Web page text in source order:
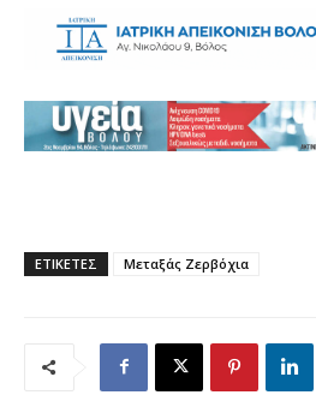
ΕΤΙΚΕΤΕΣ Μεταξάς Ζερβόχια